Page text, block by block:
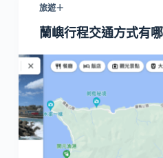
旅遊＋
蘭嶼行程交通方式有